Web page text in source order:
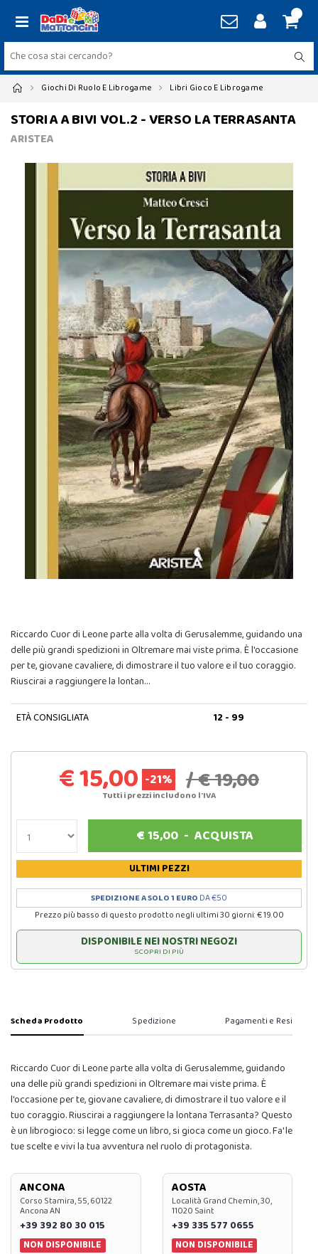
Giochi Di Ruolo E Librogame Libri Gioco E Librogame
STORIA A BIVI VOL.2 - VERSO LA TERRASANTA
ARISTEA
Riccardo Cuor di Leone parte alla volta di Gerusalemme, guidando una
delle più grandi spedizioni in Oltremare mai viste prima. È l'occasione
per te, giovane cavaliere, di dimostrare il tuo valore e il tuo coraggio.
Riuscirai a raggiungere la lontan…
ETÀ CONSIGLIATA 12 - 99
€ 15,00 -21% / € 19,00
Tutti i prezzi includono l'IVA
€15,00- ACQUISTA
ULTIMI PEZZI
SPEDIZIONE A SOLO 1 EURO DA €50
Prezzo più basso di questo prodotto negli ultimi 30 giorni: € 19.00
DISPONIBILE NEI NOSTRI NEGOZI
SCOPRI DI PIÙ
Scheda Prodotto Spedizione Pagamenti e Resi
Riccardo Cuor di Leone parte alla volta di Gerusalemme, guidando
una delle più grandi spedizioni in Oltremare mai viste prima. È
l'occasione per te, giovane cavaliere, di dimostrare il tuo valore e il
tuo coraggio. Riuscirai a raggiungere la lontana Terrasanta? Questo
è un librogioco: si legge come un libro, si gioca come un gioco. Fa' le
tue scelte e vivi la tua avventura nel ruolo di protagonista.
ANCONA
Corso Stamira, 55, 60122
Ancona AN
+39 392 80 30 015
NON DISPONIBILE
AOSTA
Località Grand Chemin, 30,
11020 Saint
+39 335 577 0655
NON DISPONIBILE